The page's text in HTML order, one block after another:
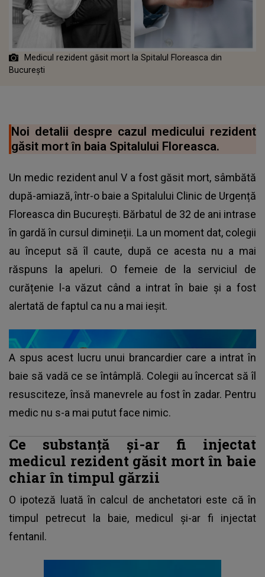
Medicul rezident găsit mort la Spitalul Floreasca din
București
Noi detalii despre cazul medicului rezident
găsit mort în baia Spitalului Floreasca.
Un medic rezident anul V a fost găsit mort, sâmbătă
după-amiază, într-o baie a Spitalului Clinic de Urgență
Floreasca din București. Bărbatul de 32 de ani intrase
în gardă în cursul dimineții. La un moment dat, colegii
au început să îl caute, după ce acesta nu a mai
răspuns la apeluri. O femeie de la serviciul de
curățenie l-a văzut când a intrat în baie și a fost
alertată de faptul ca nu a mai ieșit.
A spus acest lucru unui brancardier care a intrat în
baie să vadă ce se întâmplă. Colegii au încercat să îl
resusciteze, însă manevrele au fost în zadar. Pentru
medic nu s-a mai putut face nimic.
Ce substanță și-ar fi injectat
medicul rezident găsit mort în baie
chiar în timpul gărzii
O ipoteză luată în calcul de anchetatori este că în
timpul petrecut la baie, medicul şi-ar fi injectat
fentanil.